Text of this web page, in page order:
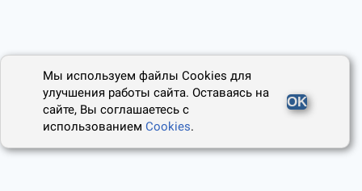
Мы используем файлы Cookies для
улучшения работы сайта. Оставаясь на
сайте, Вы соглашаетесь с
использованиемCookies.
OK